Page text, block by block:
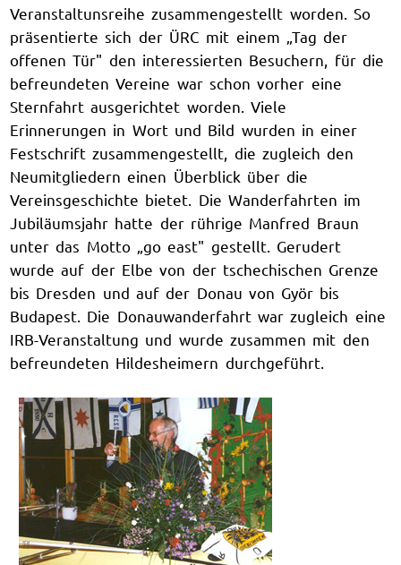
Veranstaltunsreihe zusammengestellt worden. So
präsentierte sich der ÜRC mit einem „Tag der
offenen Tür" den interessierten Besuchern, für die
befreundeten Vereine war schon vorher eine
Sternfahrt ausgerichtet worden. Viele
Erinnerungen in Wort und Bild wurden in einer
Festschrift zusammengestellt, die zugleich den
Neumitgliedern einen Überblick über die
Vereinsgeschichte bietet. Die Wanderfahrten im
Jubiläumsjahr hatte der rührige Manfred Braun
unter das Motto „go east" gestellt. Gerudert
wurde auf der Elbe von der tschechischen Grenze
bis Dresden und auf der Donau von Györ bis
Budapest. Die Donauwanderfahrt war zugleich eine
IRB-Veranstaltung und wurde zusammen mit den
befreundeten Hildesheimern durchgeführt.